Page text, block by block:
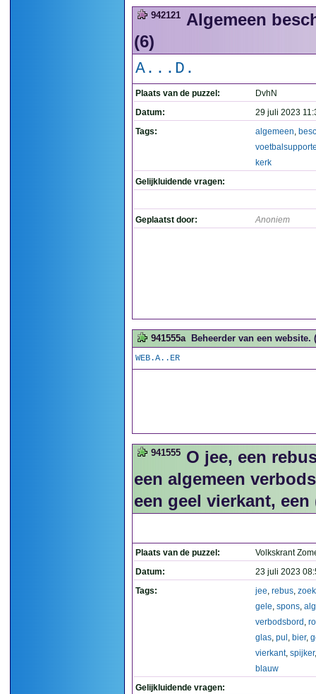
942121 Algemeen
(6)
A...D.
Plaats van de puzzel:
DvhN
Datum:
29 juli 2023
Tags:
algemeen,
kerk
Gelijkluidende vragen:
Geplaatst door: Anoniem
941555a Beheerder van een website.
WEB.A..ER
941555 O jee, een
een algemeen
een geel vierkant,
Plaats van de puzzel:
Volkskrant
Datum:
23 juli 2023
Tags:
jee, rebus,
gele, spons,
verbodsbord ,
glas, pul , bier,
vierkant, spijker
blauw
Gelijkluidende vragen: